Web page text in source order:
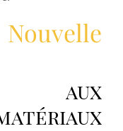
aux